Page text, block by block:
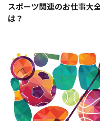
スポーツ関連のお仕事大
は？